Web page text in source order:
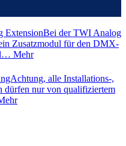
ExtensionBei der TWI Analog
Zusatzmodul für den DMX-
Mehr
alle Installations-,
dürfen nur von qualifiziertem